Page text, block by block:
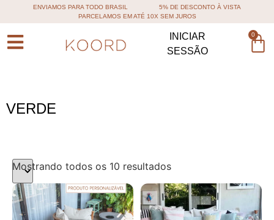
ENVIAMOS PARA TODO BRASIL
5% DE DESCONTO À VISTA
PARCELAMOS EM ATÉ 10X SEM JUROS
INICIAR
SESSÃO
0
VERDE
Mostrando todos os 10 resultados